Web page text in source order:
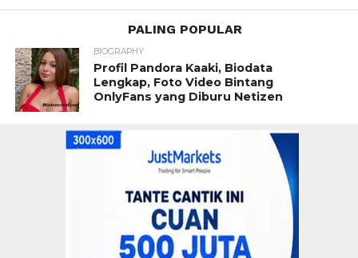
PALING POPULAR
BIOGRAPHY
Profil Pandora Kaaki, Biodata
Lengkap, Foto Video Bintang
OnlyFans yang Diburu Netizen